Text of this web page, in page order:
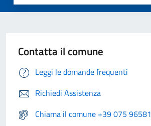
Contatta il comune
Leggi le domande frequenti
Richiedi Assistenza
Chiama il comune +39 075 96581